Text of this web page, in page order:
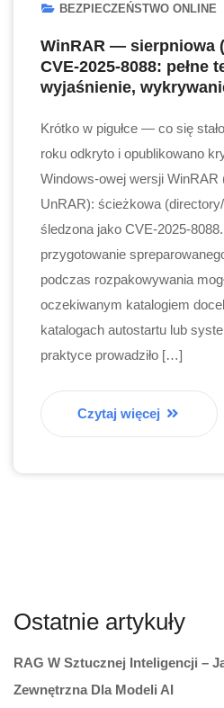
BEZPIECZEŃSTWO ONLINE
WinRAR — sierpniowa
CVE-2025-8088: pełne
wyjaśnienie,
Krótko w pigułce — co się
roku odkryto i opublikowano
Windows-owej wersji WinRAR
UnRAR): ścieżkowa
śledzona jako CVE-2025-8088.
przygotowanie
podczas rozpakowywania
oczekiwanym katalogiem
katalogach autostartu lub
praktyce prowadziło […]
Czytaj więcej
Ostatnie artykuły
RAG W Sztucznej Inteligencji –
Zewnętrzna Dla Modeli AI